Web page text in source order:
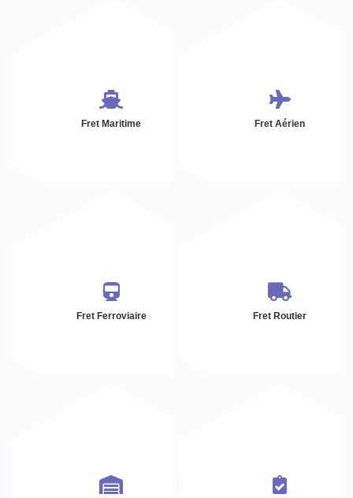
Fret Maritime Fret Aérien
Fret Ferroviaire Fret Routier